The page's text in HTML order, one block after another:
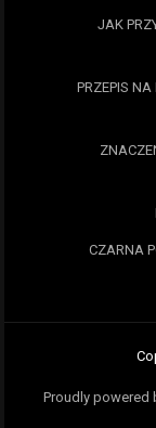
JAK
PRZEPIS NA
CZARNA
Proudly powered